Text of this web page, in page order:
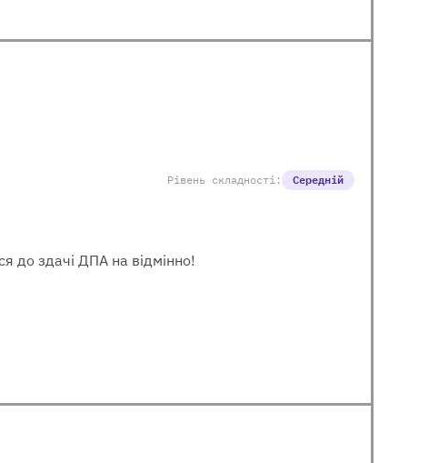
Рівень складності: Середній
до здачі ДПА на відмінно!